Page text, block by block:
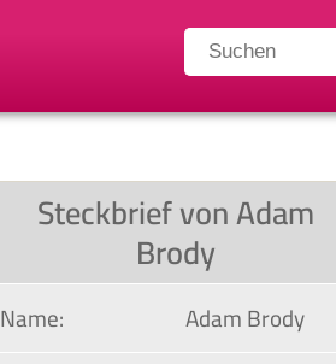
Steckbrief von Adam
Brody
Name:
Adam Brody